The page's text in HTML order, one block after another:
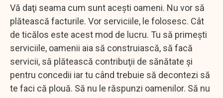
Vă daţi seama cum sunt aceşti oameni. Nu vor să
plătească facturile. Vor serviciile, le folosesc. Cât
de ticălos este acest mod de lucru. Tu să primeşti
serviciile, oamenii aia să construiască, să facă
servicii, să plătească contribuţii de sănătate şi
pentru concedii iar tu când trebuie să decontezi să
te faci că plouă. Să nu le răspunzi oamenilor. Să nu